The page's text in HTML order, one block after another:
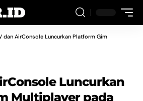
dan AirConsole Luncurkan Platform Gim
Luncurkan
Multiplayer pada